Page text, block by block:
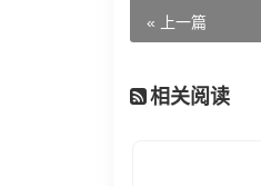
« 上一篇
相关阅读